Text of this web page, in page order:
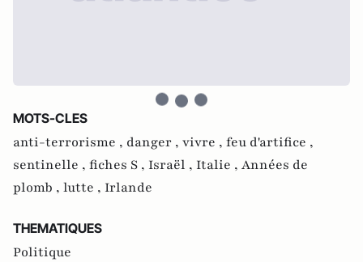
MOTS-CLES
anti-terrorisme , danger , vivre , feu d'artifice ,
sentinelle , fiches S , Israël , Italie , Années de
plomb , lutte , Irlande
THEMATIQUES
Politique